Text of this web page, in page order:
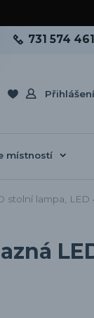
Přihlášení
731 574 461
místností
stolní lampa,